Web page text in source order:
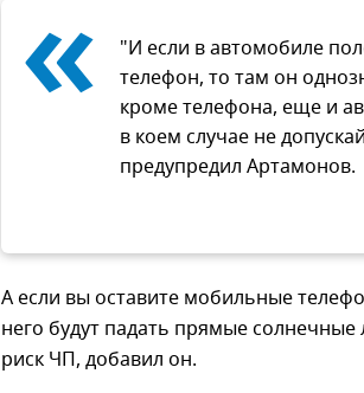
«
"И если в автомобиле
телефон, то там он
кроме телефона, еще и
в коем случае не
предупредил Артамонов.
А если вы оставите мобильные
него будут падать прямые
риск ЧП, добавил он.